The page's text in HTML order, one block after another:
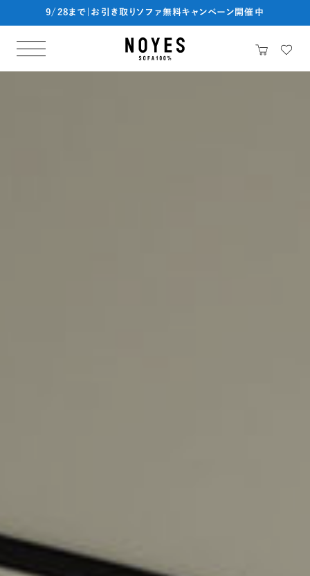
9/28まで|お引き取りソファ無料キャンペーン開催中